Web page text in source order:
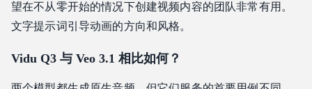
望在不从零开始的情况下创建视频内容的团队非常有用。
文字提示词引导动画的方向和风格。
Vidu Q3 与 Veo 3.1 相比如何？